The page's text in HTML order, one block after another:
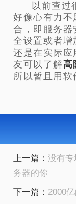
以前查过
好像心有力不
合，即服务器
全设置或者
还是在实际应
友可以了解高
所以暂且用软
上一篇： 没有
务器的你
下一篇： 2000